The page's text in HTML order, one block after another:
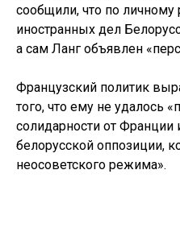
сообщили, что по
иностранных дел
а сам Ланг объявлен
Французский политик
того, что ему не удалось
солидарности от Франции
белорусской оппозиции,
неосоветского режима».